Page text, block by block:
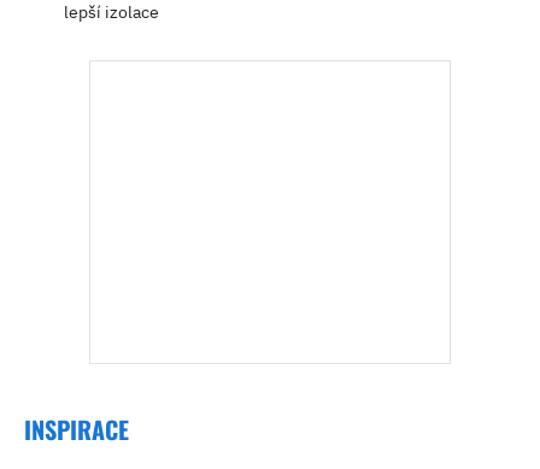
lepší izolace
INSPIRACE